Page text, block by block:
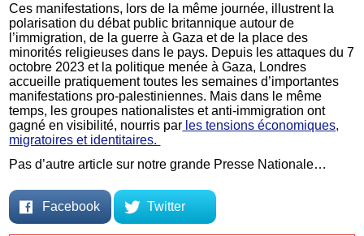
Ces manifestations, lors de la même journée, illustrent la
polarisation du débat public britannique autour de
l’immigration, de la guerre à Gaza et de la place des
minorités religieuses dans le pays. Depuis les attaques du 7
octobre 2023 et la politique menée à Gaza, Londres
accueille pratiquement toutes les semaines d’importantes
manifestations pro-palestiniennes. Mais dans le même
temps, les groupes nationalistes et anti-immigration ont
gagné en visibilité, nourris par les tensions économiques,
migratoires et identitaires.
Pas d’autre article sur notre grande Presse Nationale…
Facebook Twitter